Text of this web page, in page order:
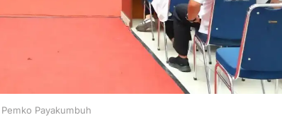
Payakumbuh